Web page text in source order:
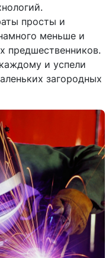
просты и
меньше и
предшественников.
и успели
загородных